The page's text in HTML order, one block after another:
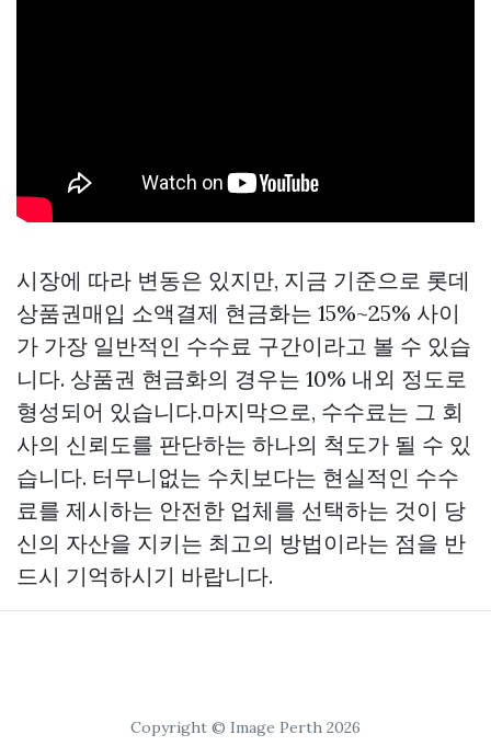
시장에 따라 변동은 있지만, 지금 기준으로 롯데
상품권매입 소액결제 현금화는 15%~25% 사이
가 가장 일반적인 수수료 구간이라고 볼 수 있습
니다. 상품권 현금화의 경우는 10% 내외 정도로
형성되어 있습니다.마지막으로, 수수료는 그 회
사의 신뢰도를 판단하는 하나의 척도가 될 수 있
습니다. 터무니없는 수치보다는 현실적인 수수
료를 제시하는 안전한 업체를 선택하는 것이 당
신의 자산을 지키는 최고의 방법이라는 점을 반
드시 기억하시기 바랍니다.
Copyright © Image Perth 2026